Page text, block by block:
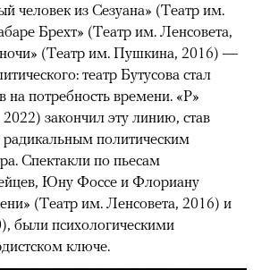
человек из Сезуана» (Театр им.
Брехт» (Театр им. Ленсовета,
(Театр им. Пушкина, 2016) —
театр Бутусова стал
на потребность времени. «Р»
закончил эту линию, став
политическим
Спектакли по пьесам
Юну Фоссе и Флориану
(Театр им. Ленсовета, 2016) и
психологическими
ключе.